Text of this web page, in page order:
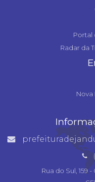
Portal
Radar da
Nova
Rua do Sul, 159